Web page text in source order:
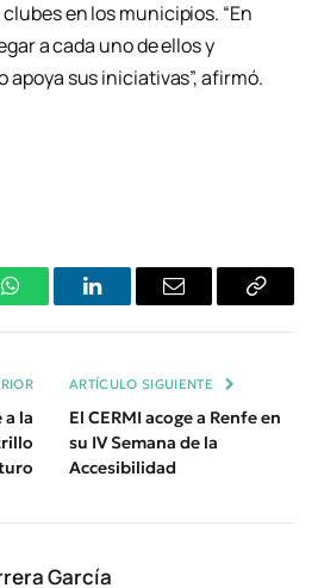
en los municipios. “En
a cada uno de ellos y
apoya sus iniciativas”, afirmó.
WhatsAppLinkedInEmail
Copiar
a la
ARTÍCULO SIGUIENTE
El CERMI acoge a Renfe en
su IV Semana de la
Accesibilidad
García